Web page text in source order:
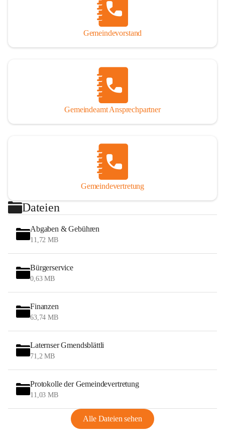
Gemeindevorstand
Gemeindeamt Ansprechpartner
Gemeindevertretung
Dateien
Abgaben & Gebühren
11,72 MB
Bürgerservice
0,63 MB
Finanzen
63,74 MB
Laternser Gmendsblättli
71,2 MB
Protokolle der Gemeindevertretung
11,03 MB
Alle Dateien sehen